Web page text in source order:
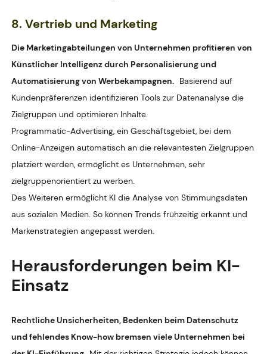
8. Vertrieb und Marketing
Die Marketingabteilungen von Unternehmen profitieren von
Künstlicher Intelligenz durch Personalisierung und
Automatisierung von Werbekampagnen. Basierend auf
Kundenpräferenzen identifizieren Tools zur Datenanalyse die
Zielgruppen und optimieren Inhalte.
Programmatic-Advertising, ein Geschäftsgebiet, bei dem
Online-Anzeigen automatisch an die relevantesten Zielgruppen
platziert werden, ermöglicht es Unternehmen, sehr
zielgruppenorientiert zu werben.
Des Weiteren ermöglicht KI die Analyse von Stimmungsdaten
aus sozialen Medien. So können Trends frühzeitig erkannt und
Markenstrategien angepasst werden.
Herausforderungen beim KI-
Einsatz
Rechtliche Unsicherheiten, Bedenken beim Datenschutz
und fehlendes Know-how bremsen viele Unternehmen bei